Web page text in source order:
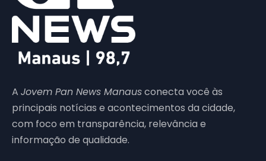
A Jovem Pan News Manausconecta você às
principais notícias e acontecimentos da cidade,
com foco em transparência, relevância e
informação de qualidade.